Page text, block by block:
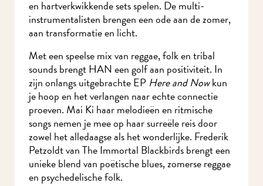
en hartverkwikkende sets spelen. De multi-
instrumentalisten brengen een ode aan de zomer,
aan transformatie en licht.
Met een speelse mix van reggae, folk en tribal
sounds brengt HAN een golf aan positiviteit. In
zijn onlangs uitgebrachte EP Here and Nowkun
je hoop en het verlangen naar echte connectie
proeven. Mai Ki haar melodieën en ritmische
songs nemen je mee op haar surreële reis door
zowel het alledaagse als het wonderlijke. Frederik
Petzoldt van The Immortal Blackbirds brengt een
unieke blend van poëtische blues, zomerse reggae
en psychedelische folk.